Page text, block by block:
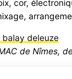
cor,
de Nîmes,